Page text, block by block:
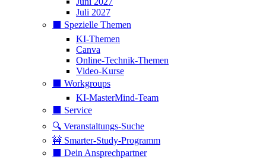
Juli 2027
⬛️ Spezielle Themen
KI-Themen
Canva
Online-Technik-Themen
Video-Kurse
⬛️ Workgroups
KI-MasterMind-Team
⬛️ Service
🔍 Veranstaltungs-Suche
🚧 Smarter-Study-Programm
⬛️ Dein Ansprechpartner